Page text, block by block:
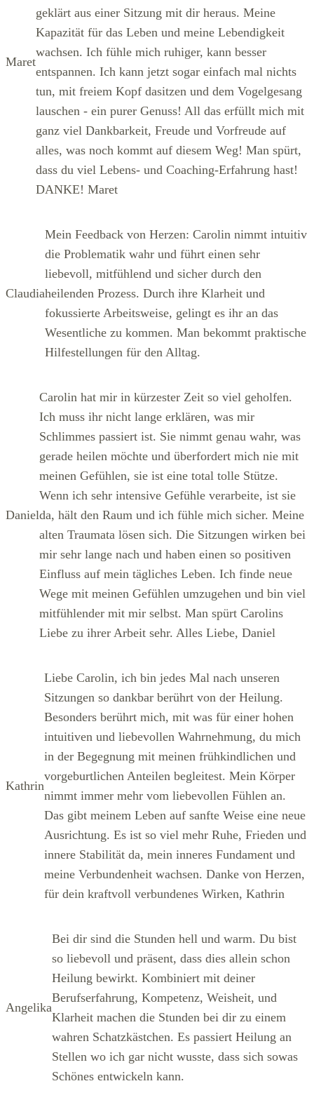
Maret
geklärt aus einer Sitzung mit dir heraus. Meine
Kapazität für das Leben und meine Lebendigkeit
wachsen. Ich fühle mich ruhiger, kann besser
entspannen. Ich kann jetzt sogar einfach mal nichts
tun, mit freiem Kopf dasitzen und dem Vogelgesang
lauschen - ein purer Genuss! All das erfüllt mich mit
ganz viel Dankbarkeit, Freude und Vorfreude auf
alles, was noch kommt auf diesem Weg! Man spürt,
dass du viel Lebens- und Coaching-Erfahrung hast!
DANKE! Maret
Claudia
Mein Feedback von Herzen: Carolin nimmt intuitiv
die Problematik wahr und führt einen sehr
liebevoll, mitfühlend und sicher durch den
heilenden Prozess. Durch ihre Klarheit und
fokussierte Arbeitsweise, gelingt es ihr an das
Wesentliche zu kommen. Man bekommt praktische
Hilfestellungen für den Alltag.
Daniel
Carolin hat mir in kürzester Zeit so viel geholfen.
Ich muss ihr nicht lange erklären, was mir
Schlimmes passiert ist. Sie nimmt genau wahr, was
gerade heilen möchte und überfordert mich nie mit
meinen Gefühlen, sie ist eine total tolle Stütze.
Wenn ich sehr intensive Gefühle verarbeite, ist sie
da, hält den Raum und ich fühle mich sicher. Meine
alten Traumata lösen sich. Die Sitzungen wirken bei
mir sehr lange nach und haben einen so positiven
Einfluss auf mein tägliches Leben. Ich finde neue
Wege mit meinen Gefühlen umzugehen und bin viel
mitfühlender mit mir selbst. Man spürt Carolins
Liebe zu ihrer Arbeit sehr. Alles Liebe, Daniel
Kathrin
Liebe Carolin, ich bin jedes Mal nach unseren
Sitzungen so dankbar berührt von der Heilung.
Besonders berührt mich, mit was für einer hohen
intuitiven und liebevollen Wahrnehmung, du mich
in der Begegnung mit meinen frühkindlichen und
vorgeburtlichen Anteilen begleitest. Mein Körper
nimmt immer mehr vom liebevollen Fühlen an.
Das gibt meinem Leben auf sanfte Weise eine neue
Ausrichtung. Es ist so viel mehr Ruhe, Frieden und
innere Stabilität da, mein inneres Fundament und
meine Verbundenheit wachsen. Danke von Herzen,
für dein kraftvoll verbundenes Wirken, Kathrin
Angelika
Bei dir sind die Stunden hell und warm. Du bist
so liebevoll und präsent, dass dies allein schon
Heilung bewirkt. Kombiniert mit deiner
Berufserfahrung, Kompetenz, Weisheit, und
Klarheit machen die Stunden bei dir zu einem
wahren Schatzkästchen. Es passiert Heilung an
Stellen wo ich gar nicht wusste, dass sich sowas
Schönes entwickeln kann.